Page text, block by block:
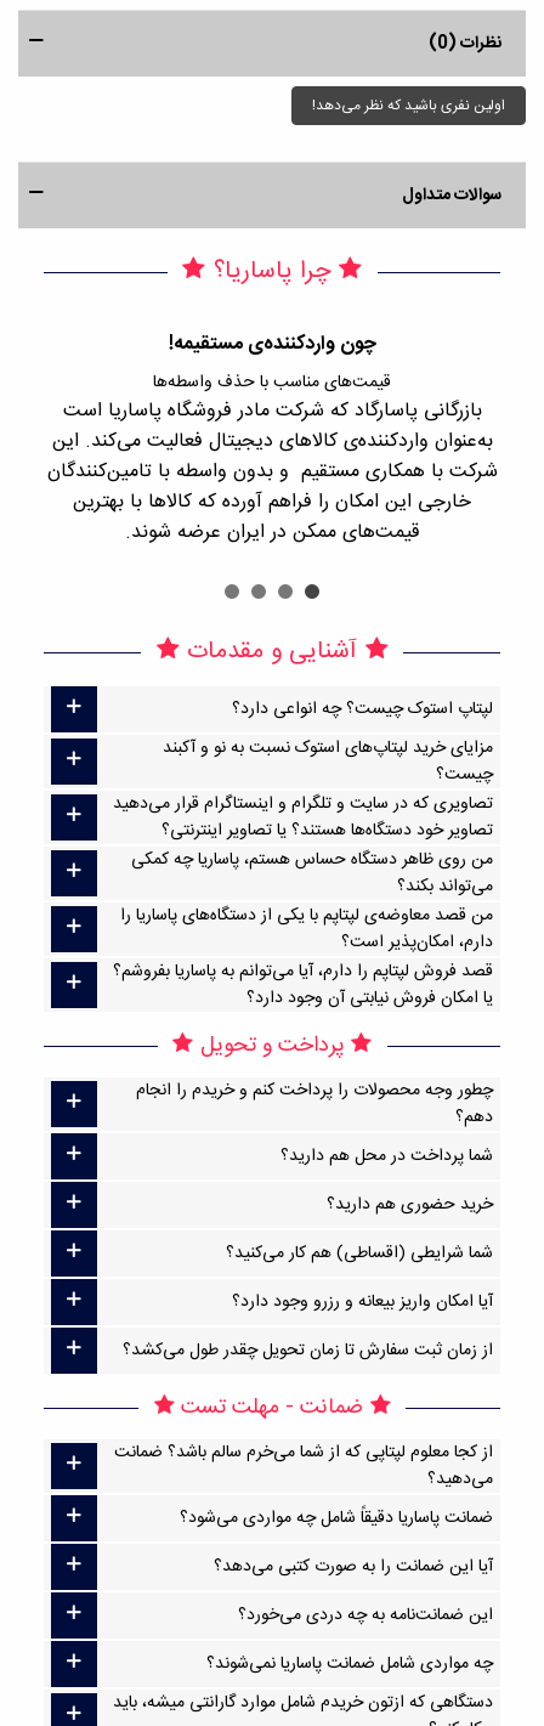
نظرات (0)
اولین نفری باشید که نظر می‌دهد!
سوالات متداول
چرا پاساریا؟
چون واردکننده‌ی مستقیمه!
قیمت‌های مناسب با حذف واسطه‌ها
بازرگانی پاسارگاد که شرکت مادر فروشگاه پاساریا است
به‌عنوان واردکننده‌ی کالاهای دیجیتال فعالیت می‌کند. این
شرکت با همکاری مستقیم و بدون واسطه با تامین‌کنندگان
خارجی این امکان را فراهم آورده که کالاها با بهترین
قیمت‌های ممکن در ایران عرضه شوند.
آشنایی و مقدمات
لپتاپ استوک چیست؟ چه انواعی دارد؟
مزایای خرید لپتاپ‌های استوک نسبت به نو و آکبند
چیست؟
تصاویری که در سایت و تلگرام و اینستاگرام قرار می‌دهید
تصاویر خود دستگاه‌ها هستند؟ یا تصاویر اینترنتی؟
من روی ظاهر دستگاه حساس هستم، پاساریا چه کمکی
می‌تواند بکند؟
من قصد معاوضه‌ی لپتاپم با یکی از دستگاه‌های پاساریا را
دارم، امکان‌پذیر است؟
قصد فروش لپتاپم را دارم، آیا می‌توانم به پاساریا بفروشم؟
یا امکان فروش نیابتی آن وجود دارد؟
پرداخت و تحویل
چطور وجه محصولات را پرداخت کنم و خریدم را انجام
دهم؟
شما پرداخت در محل هم دارید؟
خرید حضوری هم دارید؟
شما شرایطی (اقساطی) هم کار می‌کنید؟
آیا امکان واریز بیعانه و رزرو وجود دارد؟
از زمان ثبت سفارش تا زمان تحویل چقدر طول می‌کشد؟
ضمانت - مهلت تست
از کجا معلوم لپتاپی که از شما می‌خرم سالم باشد؟ ضمانت
می‌دهید؟
ضمانت پاساریا دقیقاً شامل چه مواردی می‌شود؟
آیا این ضمانت را به صورت کتبی می‌دهد؟
این ضمانت‌نامه به چه دردی می‌خورد؟
چه مواردی شامل ضمانت پاساریا نمی‌شوند؟
دستگاهی که ازتون خریدم شامل موارد گارانتی میشه، باید